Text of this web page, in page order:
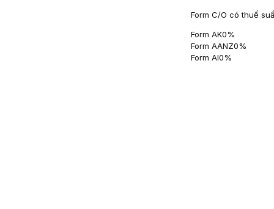
Form C/O có thuế
Form AK0%
Form AANZ0%
Form AI0%